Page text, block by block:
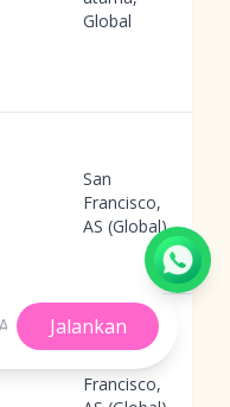
Global
San
Francisco,
AS (Global)
Francisco,
Jalankan